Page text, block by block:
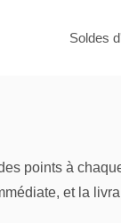
Soldes
points à
et la